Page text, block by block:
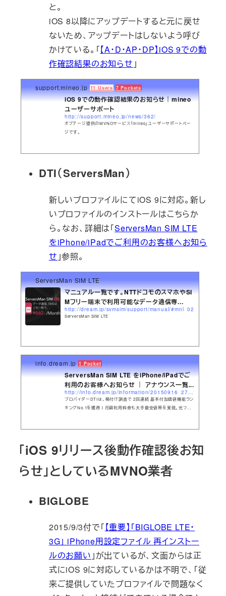
と。
iOS 8以降にアップデートすると元に戻せ
ないため、アップデートはしないよう呼び
かけている。「【A・D・AP・DP】iOS 9での動
作確認結果のお知らせ 」
support.mineo.jp 11 Users 7 Pockets
iOS 9での動作確認結果のお知らせ｜mineo
ユーザーサポート
http://support.mineo.jp/news/362/
オプテージ提供のMVNOサービス「mineo」ユーザーサポートペー
ジです。
DTI（ServersMan）
新しいプロファイルにてiOS 9に対応。新し
いプロファイルのインストールはこちらか
ら。なお、詳細は「ServersMan SIM LTE
をiPhone/iPadでご利用のお客様へお知ら
せ 」参照。
ServersMan SIM LTE
マニュアル一覧です。NTTドコモのスマホやSI
Mフリー端末で利用可能なデータ通信専...
http://dream.jp/svmsim/support/manual/#mnl_02
ServersMan SIM LTE
info.dream.jp 1 Pocket
ServersMan SIM LTE をiPhone/iPadでご
利用のお客様へお知らせ ｜ アナウンス一覧...
http://info.dream.jp/information/20150916_27396.html
プロバイダーDTIは、格付け調査で 2回連続 基本付加価値機能ラン
キングNo.1を獲得！月額利用料金も大手最安値帯を実現。光ファイ
「iOS 9リリース後動作確認後お知
らせ」としているMVNO業者
BIGLOBE
2015/9/3付で「【重要】「BIGLOBE LTE・
3G」 iPhone用設定ファイル 再インストー
ルのお願い 」が出ているが、文面からは正
式にiOS 9に対応しているかは不明で、「従
来ご提供していたプロファイルで問題なく